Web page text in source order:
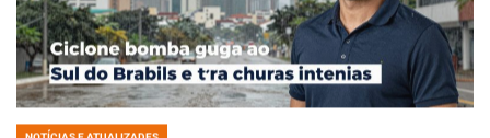
NOTÍCIAS E ATUALIZADES